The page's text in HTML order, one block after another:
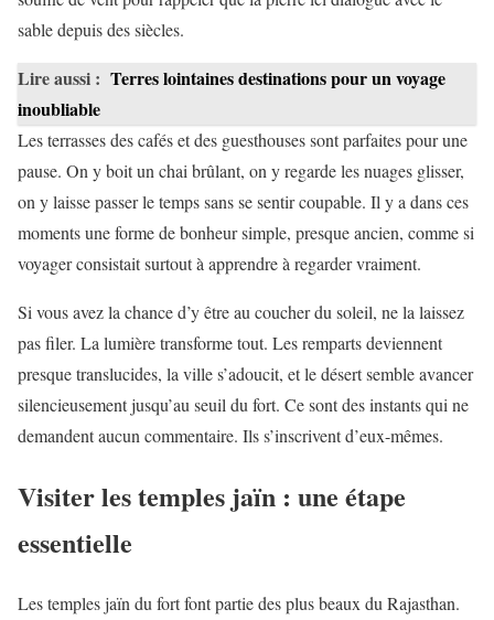
sable depuis des siècles.
Lire aussi : Terres lointaines destinations pour un voyage
inoubliable
Les terrasses des cafés et des guesthouses sont parfaites pour une
pause. On y boit un chai brûlant, on y regarde les nuages glisser,
on y laisse passer le temps sans se sentir coupable. Il y a dans ces
moments une forme de bonheur simple, presque ancien, comme si
voyager consistait surtout à apprendre à regarder vraiment.
Si vous avez la chance d’y être au coucher du soleil, ne la laissez
pas filer. La lumière transforme tout. Les remparts deviennent
presque translucides, la ville s’adoucit, et le désert semble avancer
silencieusement jusqu’au seuil du fort. Ce sont des instants qui ne
demandent aucun commentaire. Ils s’inscrivent d’eux-mêmes.
Visiter les temples jaïn : une étape
essentielle
Les temples jaïn du fort font partie des plus beaux du Rajasthan.